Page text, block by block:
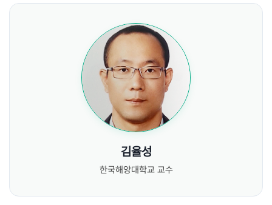
김율성
한국해양대학교 교수